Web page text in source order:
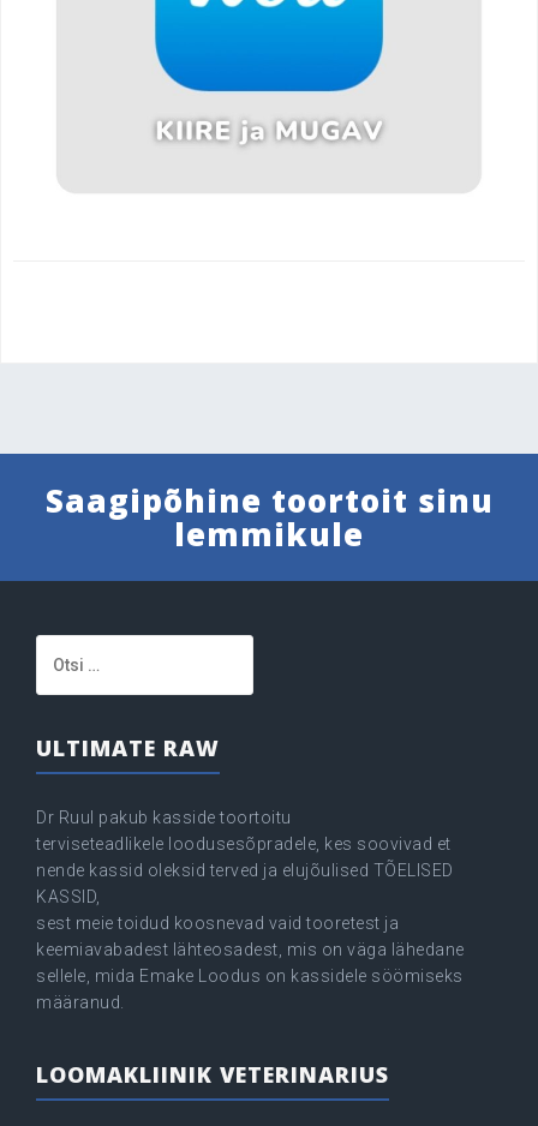
Saagipõhine toortoit sinu
lemmikule
ULTIMATE RAW
Dr Ruul pakub kasside toortoitu
terviseteadlikele loodusesõpradele, kes soovivad et
nende kassid oleksid terved ja elujõulised TÕELISED
KASSID,
sest meie toidud koosnevad vaid tooretest ja
keemiavabadest lähteosadest, mis on väga lähedane
sellele, mida Emake Loodus on kassidele söömiseks
määranud.
LOOMAKLIINIK VETERINARIUS